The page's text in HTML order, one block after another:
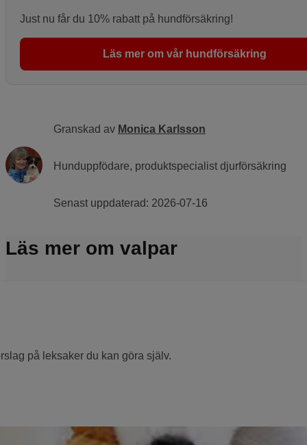
Just nu får du 10% rabatt på hundförsäkring!
Läs mer om vår hundförsäkring
Granskad av Monica Karlsson
Hunduppfödare, produktspecialist djurförsäkring
Senast uppdaterad: 2026-07-16
Läs mer om valpar
på leksaker du kan göra själv.